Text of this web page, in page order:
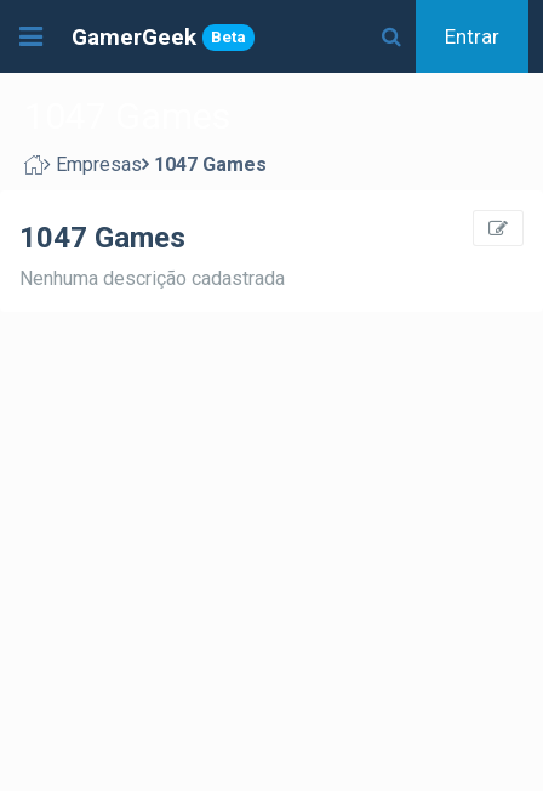
GamerGeek Beta Entrar
Empresas 1047 Games
1047 Games
Nenhuma descrição cadastrada